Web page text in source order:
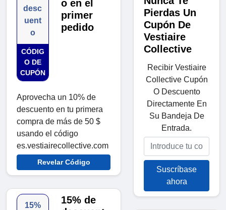
desc
uent
o
CÓDIG
O DE
CUPÓN
o en el
primer
pedido
Aprovecha un 10% de
descuento en tu primera
compra de más de 50 $
usando el código
es.vestiairecollective.com
Revelar Código
15%
15% de
Pierdas Un
Cupón De
Vestiaire
Collective
Recibir Vestiaire
Collective Cupón
O Descuento
Directamente En
Su Bandeja De
Entrada.
Suscríbase
ahora